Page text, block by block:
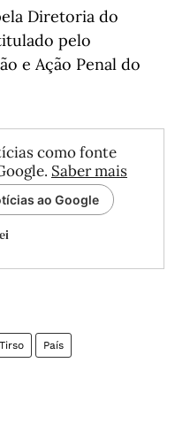
Diretoria do
pelo
e Ação Penal do
como fonte
Saber mais
ao Google
País